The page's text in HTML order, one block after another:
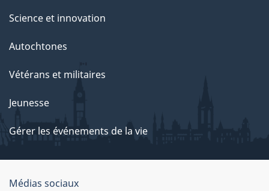
Science et innovation
Autochtones
Vétérans et militaires
Jeunesse
Gérer les événements de la vie
Organisation
Médias sociaux